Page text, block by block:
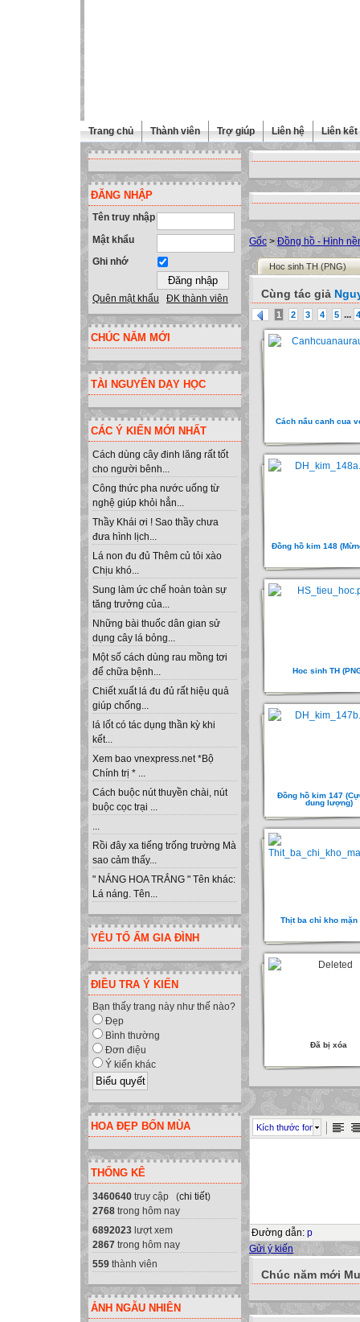
Trang chủ Thành viên Trợ giúp Liên hệ Liên kết
ĐĂNG NHẬP
Tên truy nhập
Mật khẩu
Ghi nhớ
Quên mật khẩu ĐK thành viên
CHÚC NĂM MỚI
TÀI NGUYÊN DẠY HỌC
CÁC Ý KIẾN MỚI NHẤT
Cách dùng cây đinh lăng rất tốt
cho người bênh...
Công thức pha nước uống từ
nghệ giúp khỏi hẳn...
Thầy Khái ơi ! Sao thầy chưa
đưa hình lịch...
Lá non đu đủ Thêm củ tỏi xào
Chịu khó...
Sung làm ức chế hoàn toàn sự
tăng trưởng của...
Những bài thuốc dân gian sử
dụng cây lá bỏng...
Một số cách dùng rau mồng tơi
để chữa bệnh...
Chiết xuất lá đu đủ rất hiệu quả
giúp chống...
lá lốt có tác dụng thần kỳ khi
kết...
Xem bao vnexpress.net *Bộ
Chính trị * ...
Cách buộc nút thuyền chài, nút
buộc cọc trại ...
...
Rồi đây xa tiếng trống trường Mà
sao cảm thấy...
" NÁNG HOA TRẮNG " Tên khác:
Lá náng. Tên...
YÊU TỔ ẤM GIA ĐÌNH
ĐIỀU TRA Ý KIẾN
Bạn thấy trang này như thế nào?
Đẹp
Bình thường
Đơn điệu
Ý kiến khác
HOA ĐẸP BỐN MÙA
THỐNG KÊ
3460640 truy cập (chi tiết)
2768 trong hôm nay
6892023 lượt xem
2867 trong hôm nay
559 thành viên
ẢNH NGẪU NHIÊN
Gốc > Đồng hồ - Hình
Hoc sinh TH (PNG)
Cùng tác giả
1 2 3 4 5 ...
Cách nấu canh cua
Đồng hồ kim 148
Hoc sinh TH
Đồng hồ kim 147
dung lượng)
Thịt ba chỉ kho mặn
Đã bị xóa
Kích thước font
Đường dẫn: p
Gửi ý kiến
Chúc năm mới